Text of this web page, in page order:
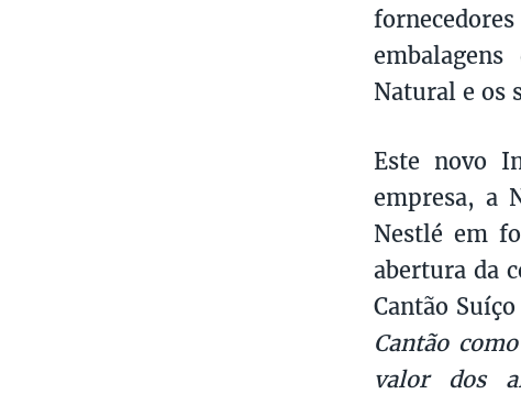
Natural e os
Este novo
empresa, a
Nestlé em
abertura da
Cantão
Cantão
valor dos